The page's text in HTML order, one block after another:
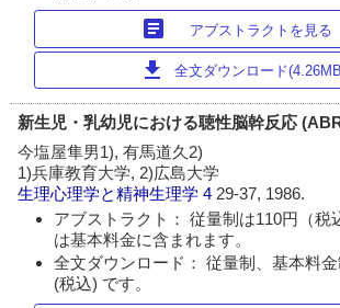
article アブストラクトを見る
download 全文ダウンロード
新生児・乳幼児における聴性脳幹反応
今塩屋隼男1), 有馬道久2)
1)兵庫教育大学, 2)広島大学
生理心理学と精神生理学 4 29-37, 1986.
アブストラクト： 従量制は110円（税
は基本料金に含まれます。
全文ダウンロード： 従量制、基本料
(税込) です。